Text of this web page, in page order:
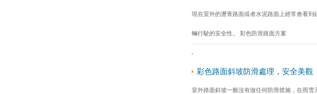
現在室外的瀝青路面或者水泥路面上經常會看
輛行駛的安全性。 彩色防滑路面方案
彩色路面斜坡防滑處理，安全美觀
室外路面斜坡一般沒有做任何防滑措施，在雨